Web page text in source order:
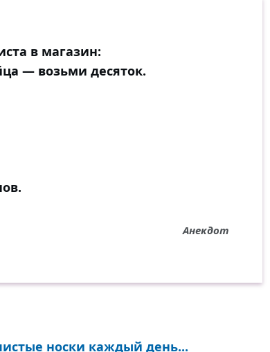
в магазин:
— возьми десяток.
Анекдот
носки каждый день...